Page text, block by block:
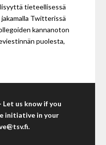
tieteellisessä
Twitterissä
kannanoton
puolesta,
Let us know if you
initiative in your
.